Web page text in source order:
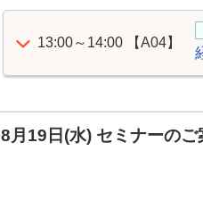
13:00～14:00 【A04】
8月19日(水) セミナーのご